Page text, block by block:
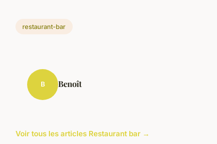
restaurant-bar
B Benoît
Voir tous les articles Restaurant bar →